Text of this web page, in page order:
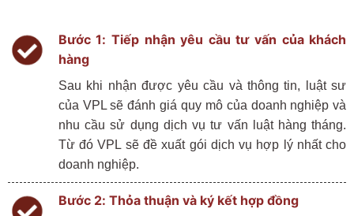
Bước1: Tiếp nhận yêu cầu tư vấn của khách
hàng
Sau khi nhận được yêu cầu và thông tin, luật sư
của VPLsẽ đánh giá quy mô của doanh nghiệp và
nhu cầu sử dụng dịch vụ tư vấn luật hàng tháng.
Từ đó VPL sẽ đề xuất gói dịch vụ hợp lý nhất cho
doanh nghiệp.
Bước2: Thỏa thuận và ký kết hợp đồng